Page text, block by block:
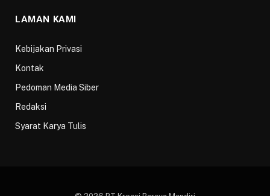
LAMAN KAMI
Kebijakan Privasi
Kontak
Pedoman Media Siber
Redaksi
Syarat Karya Tulis